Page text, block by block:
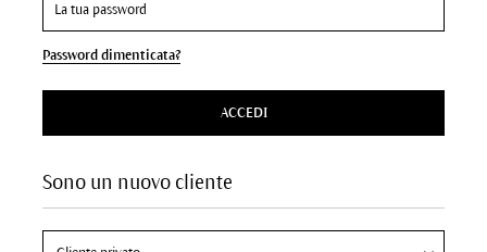
Sono un nuovo cliente
Password dimenticata?
ACCEDI